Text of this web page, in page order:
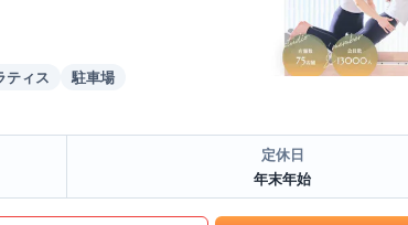
ティス
駐車場
定休日
年末年始